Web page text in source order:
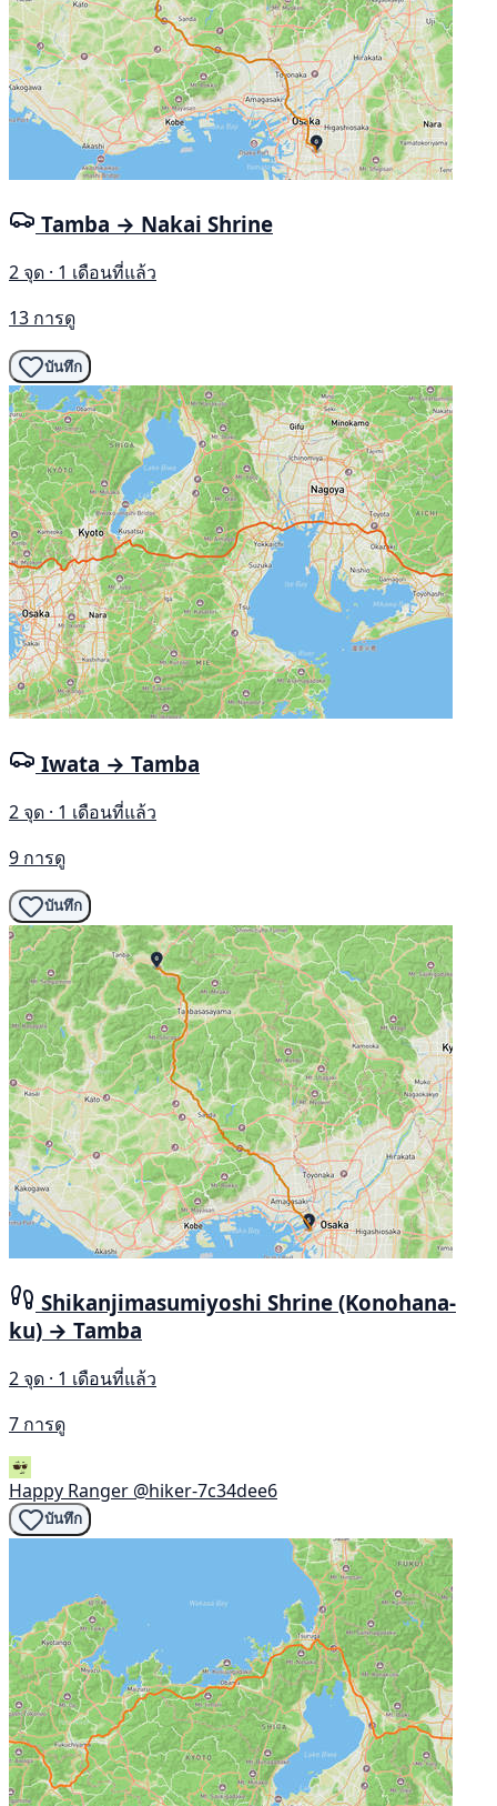
Tamba → Nakai Shrine
2 จุด · 1 เดือนที่แล้ว
13 การดู
บันทึก
Iwata → Tamba
2 จุด · 1 เดือนที่แล้ว
9 การดู
บันทึก
Shikanjimasumiyoshi Shrine (Konohana-
ku) → Tamba
2 จุด · 1 เดือนที่แล้ว
7 การดู
Happy Ranger @hiker-7c34dee6
บันทึก